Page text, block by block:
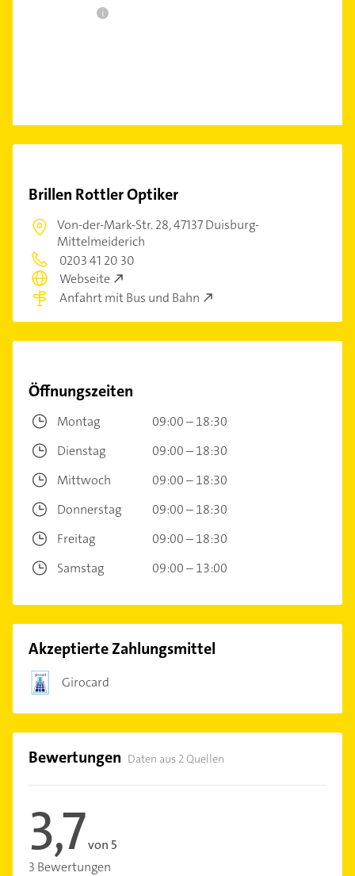
i
Brillen Rottler Optiker
Von-der-Mark-Str. 28,47137 Duisburg-
Mittelmeiderich
0203 41 20 30
Webseite
Anfahrt mit Bus und Bahn
Öffnungszeiten
Montag
09:00 – 18:30
Dienstag
09:00 – 18:30
Mittwoch
09:00 – 18:30
Donnerstag
09:00 – 18:30
Freitag
09:00 – 18:30
Samstag
09:00 – 13:00
Akzeptierte Zahlungsmittel
Girocard
Bewertungen Daten aus 2 Quellen
3,7von 5
3 Bewertungen